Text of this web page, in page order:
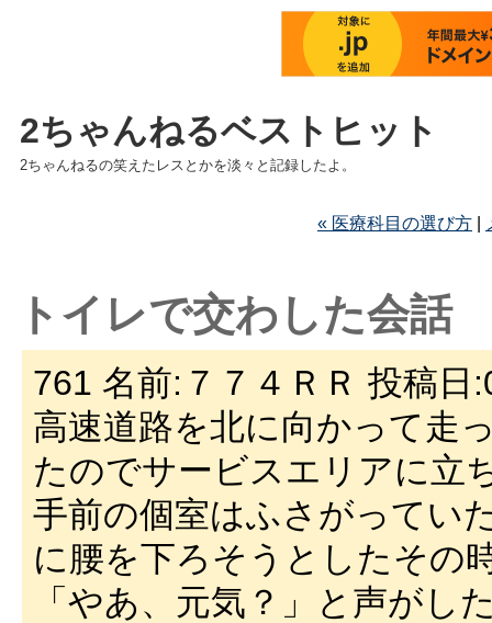
2ちゃんねるベストヒット
2ちゃんねるの笑えたレスとかを淡々と記録したよ。
« 医療科目の選び方
トイレで交わした会話
761 名前:７７４ＲＲ 投稿
高速道路を北に向かって走
たのでサービスエリアに立
手前の個室はふさがってい
に腰を下ろそうとしたその
「やあ、元気？」と声がし